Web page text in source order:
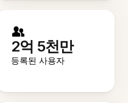
2억 5천만
등록된 사용자